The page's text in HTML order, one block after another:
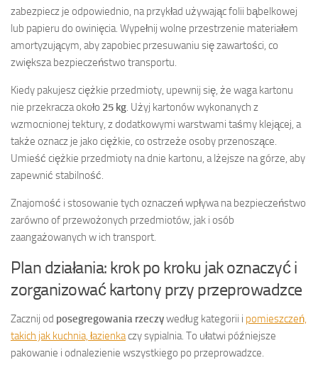
zabezpiecz je odpowiednio, na przykład używając folii bąbelkowej
lub papieru do owinięcia. Wypełnij wolne przestrzenie materiałem
amortyzującym, aby zapobiec przesuwaniu się zawartości, co
zwiększa bezpieczeństwo transportu.
Kiedy pakujesz ciężkie przedmioty, upewnij się, że waga kartonu
nie przekracza około 25 kg . Użyj kartonów wykonanych z
wzmocnionej tektury, z dodatkowymi warstwami taśmy klejącej, a
także oznacz je jako ciężkie, co ostrzeże osoby przenoszące.
Umieść ciężkie przedmioty na dnie kartonu, a lżejsze na górze, aby
zapewnić stabilność.
Znajomość i stosowanie tych oznaczeń wpływa na bezpieczeństwo
zarówno of przewożonych przedmiotów, jak i osób
zaangażowanych w ich transport.
Plan działania: krok po kroku jak oznaczyć i
zorganizować kartony przy przeprowadzce
Zacznij od posegregowania rzeczywedług kategorii i pomieszczeń,
takich jak kuchnia, łazienkaczy sypialnia. To ułatwi późniejsze
pakowanie i odnalezienie wszystkiego po przeprowadzce.